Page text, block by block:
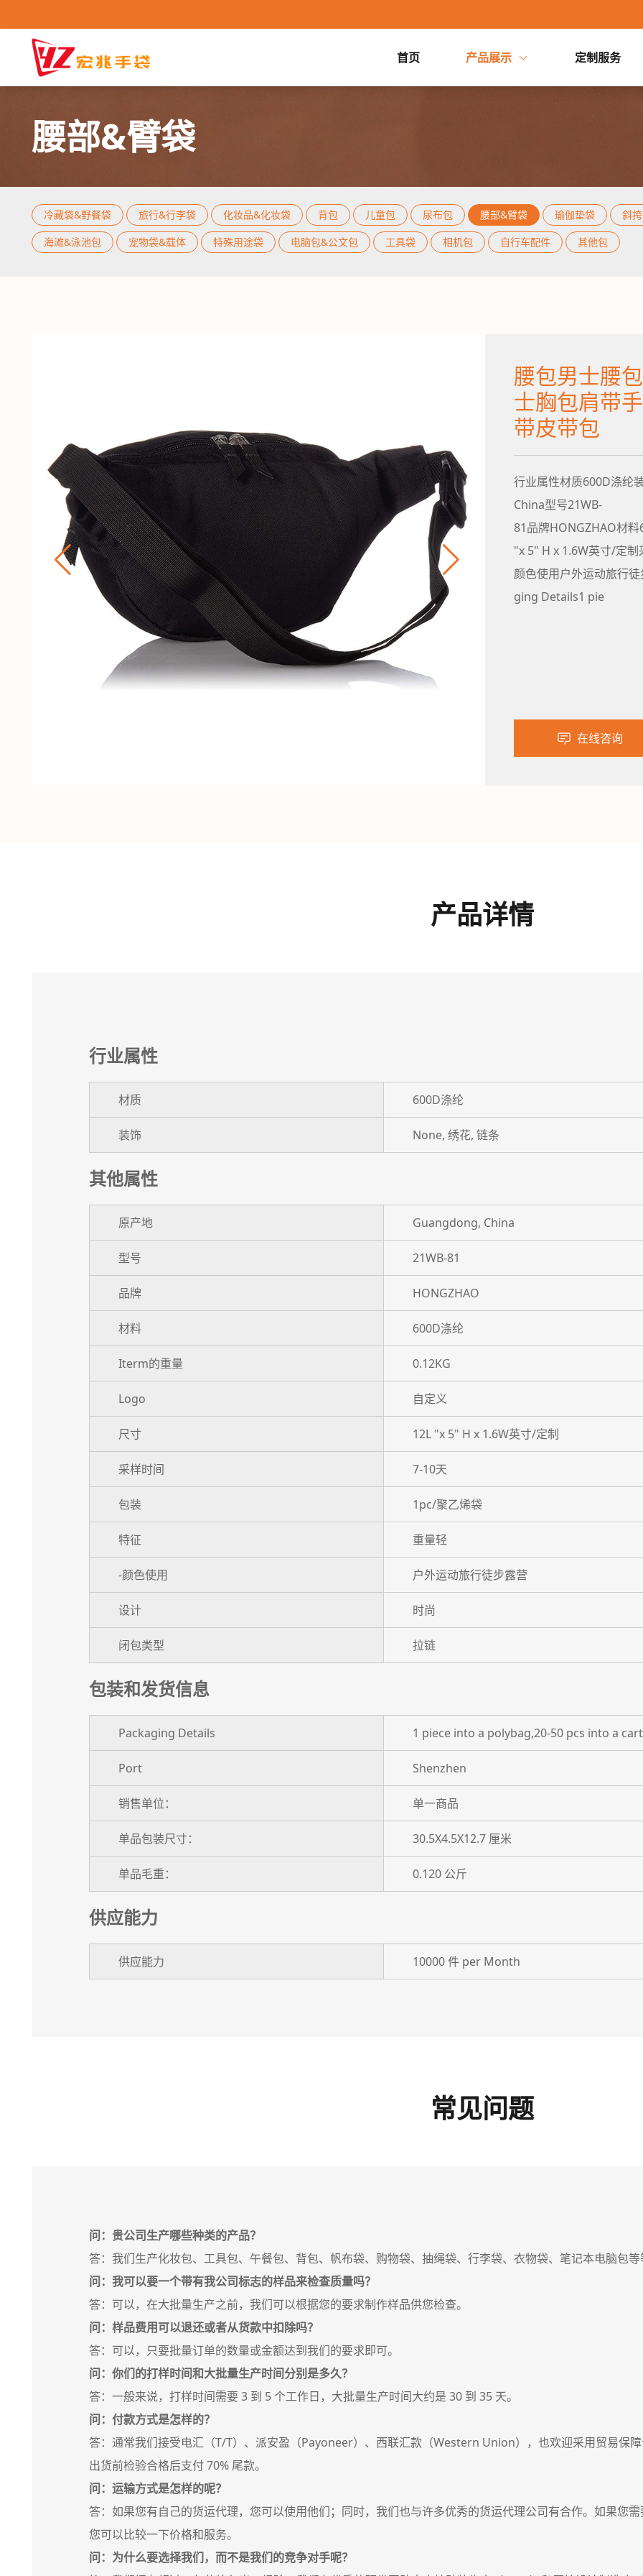
冷藏袋&野餐袋 / 旅行&行李袋 / 化妆品&化妆袋 / 背包 / 儿童包 / 尿布包 / 腰部&臂袋 / 瑜伽垫袋 / 斜
海滩&泳池包 / 宠物袋&载体 / 特殊用途袋 / 电脑包&公文包 / 工具袋 / 相机包
定制服务
首页 产品展示
冷藏袋&野餐袋 旅行&行李袋
购物袋 运动背包 海滩&泳池包 宠物袋&载体 特殊用途袋 电脑包&公文包 工具袋
定制服务
腰部&臂袋
冷藏袋&野餐袋 旅行&行李袋 化妆品&化妆袋 背包 儿童包 尿布包 腰部&臂袋 瑜伽垫袋
斜
海滩&泳池包
宠物袋&载体 特殊用途袋 电脑包&公文包 工具袋 相机包 自行车配件 其他包
腰包男士腰
士胸包肩带
带皮带包
行业属性材质600D涤纶
China型号21WB-
81品牌HONGZHAO材
"x 5" H x 1.6W英寸/定
颜色使用户外运动旅行
ging Details1 pie
在线咨询
产品详情
行业属性
材质 600D涤纶
装饰 None, 绣花, 链条
其他属性
原产地 Guangdong, China
型号 21WB-81
品牌 HONGZHAO
材料 600D涤纶
Iterm的重量 0.12KG
Logo 自定义
尺寸 12L "x 5" H x 1.6W英寸/定制
采样时间 7-10天
包装 1pc/聚乙烯袋
特征 重量轻
-颜色使用 户外运动旅行徒步露营
设计 时尚
闭包类型 拉链
包装和发货信息
Packaging Details 1 piece into a polybag,20-50 pcs into a
Port Shenzhen
销售单位： 单一商品
单品包装尺寸： 30.5X4.5X12.7 厘米
单品毛重： 0.120 公斤
供应能力
供应能力 10000 件 per Month
常见问题
问：贵公司生产哪些种类的产品？
答：我们生产化妆包、工具包、午餐包、背包、帆布袋、购物袋、抽绳袋、行李袋、衣物袋、笔记本电脑包
问：我可以要一个带有我公司标志的样品来检查质量吗？
答：可以，在大批量生产之前，我们可以根据您的要求制作样品供您检查。
问：样品费用可以退还或者从货款中扣除吗？
答：可以，只要批量订单的数量或金额达到我们的要求即可。
问：你们的打样时间和大批量生产时间分别是多久？
答：一般来说，打样时间需要 3 到 5 个工作日，大批量生产时间大约是 30 到 35 天。
问：付款方式是怎样的？
答：通常我们接受电汇（T/T）、派安盈（Payoneer）、西联汇款（Western Union），也欢迎采用贸易保
出货前检验合格后支付 70% 尾款。
问：运输方式是怎样的呢？
答：如果您有自己的货运代理，您可以使用他们；同时，我们也与许多优秀的货运代理公司有合作。如果您
您可以比较一下价格和服务。
问：为什么要选择我们，而不是我们的竞争对手呢？